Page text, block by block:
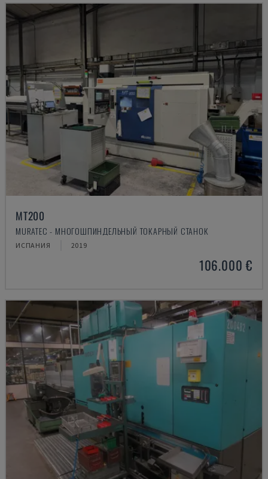
MT200
MURATEC - МНОГОШПИНДЕЛЬНЫЙ ТОКАРНЫЙ СТАНОК
ИСПАНИЯ 2019
106.000 €